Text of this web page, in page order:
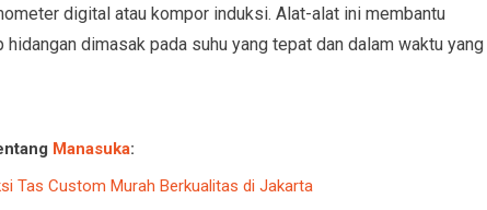
digital atau kompor induksi. Alat-alat ini membantu
dimasak pada suhu yang tepat dan dalam waktu yang
Manasuka:
Tas Custom Murah Berkualitas di Jakarta